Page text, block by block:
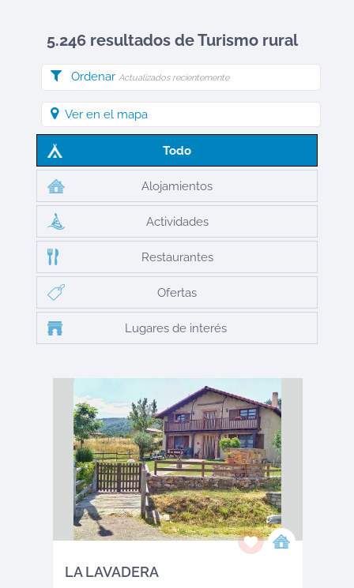
5.246 resultados de Turismo rural
Ordenar Actualizados recientemente
Ver en el mapa
Todo
Alojamientos
Actividades
Restaurantes
Ofertas
Lugares de interés
LA LAVADERA